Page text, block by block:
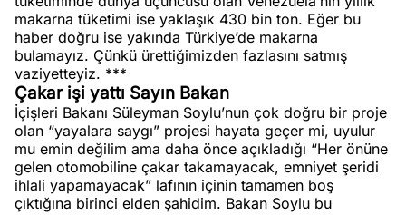
makarna tüketimi ise yaklaşık 430 bin ton. Eğer bu
haber doğru ise yakında Türkiye’de makarna
bulamayız. Çünkü ürettiğimizden fazlasını satmış
vaziyetteyiz. ***
Çakar işi yattı Sayın Bakan
İçişleri Bakanı Süleyman Soylu’nun çok doğru bir proje
olan “yayalara saygı” projesi hayata geçer mi, uyulur
mu emin değilim ama daha önce açıkladığı “Her önüne
gelen otomobiline çakar takamayacak, emniyet şeridi
ihlali yapamayacak” lafının içinin tamamen boş
çıktığına birinci elden şahidim. Bakan Soylu bu